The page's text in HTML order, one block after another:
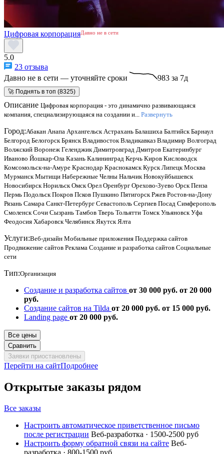
Цифровая корпорацияДавно не в сети
5.0
23 отзыва
Давно не в сети — уточняйте сроки
983 за 7д
🚀 Поднять в топ (8325)
Описание Цифровая корпорация - это динамично развивающаяся
компания, специализирующаяся на создании и... Развернуть
Город:Абакан Анапа Архангельск Астрахань Балашиха Балтийск Барнаул
Белгород Белогорск Брянск Владивосток Владикавказ Владимир Волгоград
Волжский Воронеж Геленджик Димитровград Дмитров Екатеринбург
Иваново Йошкар-Ола Казань Калининград Керчь Киров Кисловодск
Комсомольск-на-Амуре Краснодар Краснокамск Курск Липецк Москва
Мурманск Мытищи Набережные Челны Нальчик Новокуйбышевск
Новосибирск Норильск Омск Орел Оренбург Орехово-Зуево Орск Пенза
Пермь Подольск Покров Псков Пушкино Пятигорск Ржев Ростов-на-Дону
Рязань Самара Санкт-Петербург Севастополь Сергиев Посад Симферополь
Смоленск Сочи Сызрань Тамбов Тверь Тольятти Томск Ульяновск Уфа
Феодосия Хабаровск Челябинск Якутск Ялта
Услуги:Веб-дизайн Мобильные приложения Поддержка сайтов
Продвижение сайтов Реклама Создание и разработка сайтов Социальные
сети
Тип:Организация
Создание и разработка сайтов от 30 000 руб. от 20 000
руб.
Создание сайтов на Tilda от 20 000 руб. от 15 000 руб.
Landing page от 20 000 руб.
Все цены
Сравнить
Заявки приостановлены
Перейти на сайтПодробнее
Открытые заказы рядом
Все заказы
Настроить автоматическое приветственное письмо
после регистрации Веб-разработка · 1500-2500 руб
Настроить форму обратной связи на сайте Веб-
разработка · 800-1500 руб